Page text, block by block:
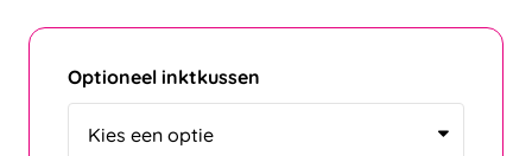
Optioneel inktkussen